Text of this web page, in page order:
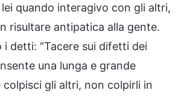
quando interagivo con gli altri,
risultare antipatica alla gente.
i detti: “Tacere sui difetti dei
una lunga e grande
colpisci gli altri, non colpirli in